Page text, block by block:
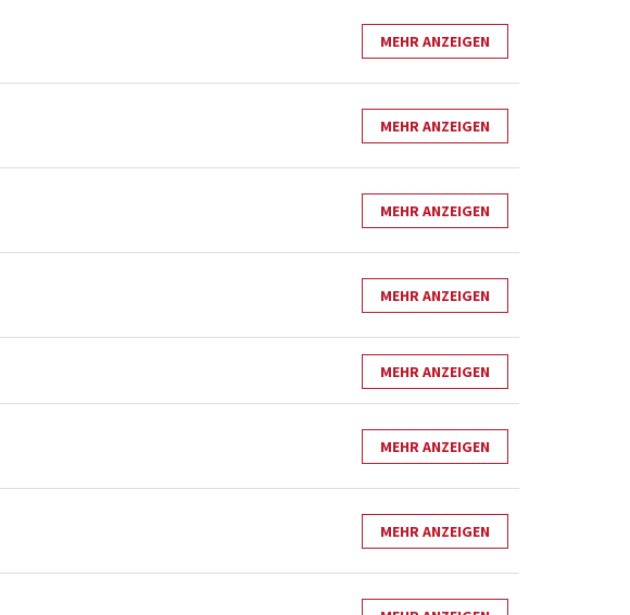
MEHR ANZEIGEN
MEHR ANZEIGEN
MEHR ANZEIGEN
MEHR ANZEIGEN
MEHR ANZEIGEN
MEHR ANZEIGEN
MEHR ANZEIGEN